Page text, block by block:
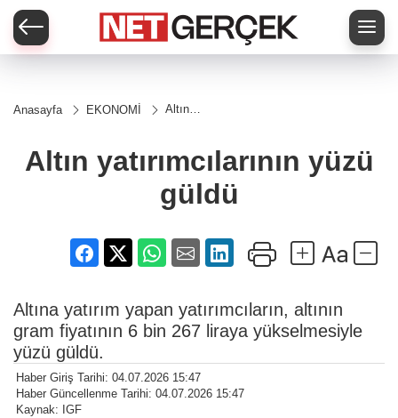
Anasayfa EKONOMİ
Altın
Altın yatırımcılarının yüzü
güldü
Altına yatırım yapan yatırımcıların, altının
gram fiyatının 6 bin 267 liraya yükselmesiyle
yüzü güldü.
Haber Giriş Tarihi: 04.07.2026 15:47
Haber Güncellenme Tarihi: 04.07.2026 15:47
Kaynak: IGF